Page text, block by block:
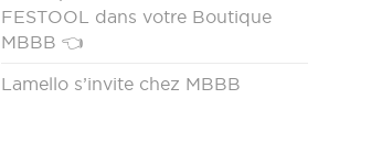
FESTOOL dans votre Boutique
MBBB 👈
Lamello s’invite chez MBBB